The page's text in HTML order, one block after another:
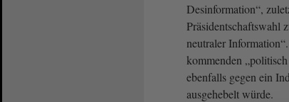
Desinformation“,
Präsidentschaftswahl
neutraler
kommenden
ebenfalls gegen ein
ausgehebelt würde.